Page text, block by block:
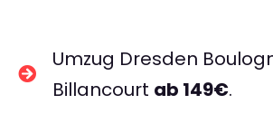
Umzug Dresden
Billancourt ab 149€.